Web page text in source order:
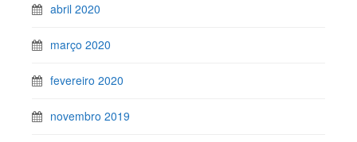
abril 2020
março 2020
fevereiro 2020
novembro 2019